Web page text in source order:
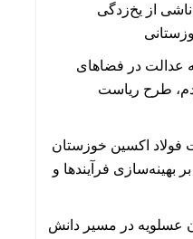
از یخ‌زدگی
عدالت در فضاهای
طرح ریاست
فولاد اکسین خوزستان
بهینه‌سازی فرآیندها و
عسلویه در مسیر دانش